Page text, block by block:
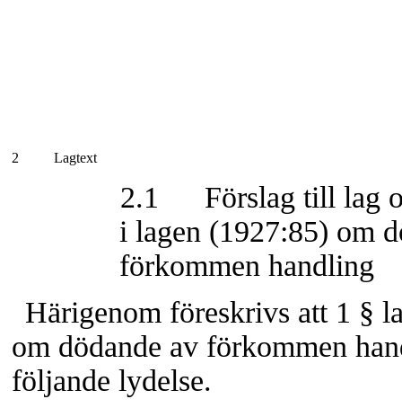
2 Lagtext
2.1
Förslag till lag
i lagen (1927:85) om
förkommen handling
Härigenom föreskrivs att 1 §
om dödande av förkommen
följande lydelse.